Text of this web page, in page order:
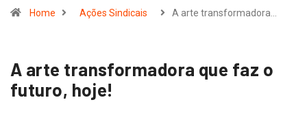
Home Ações Sindicais A arte transformadora…
A arte transformadora que faz o
futuro, hoje!